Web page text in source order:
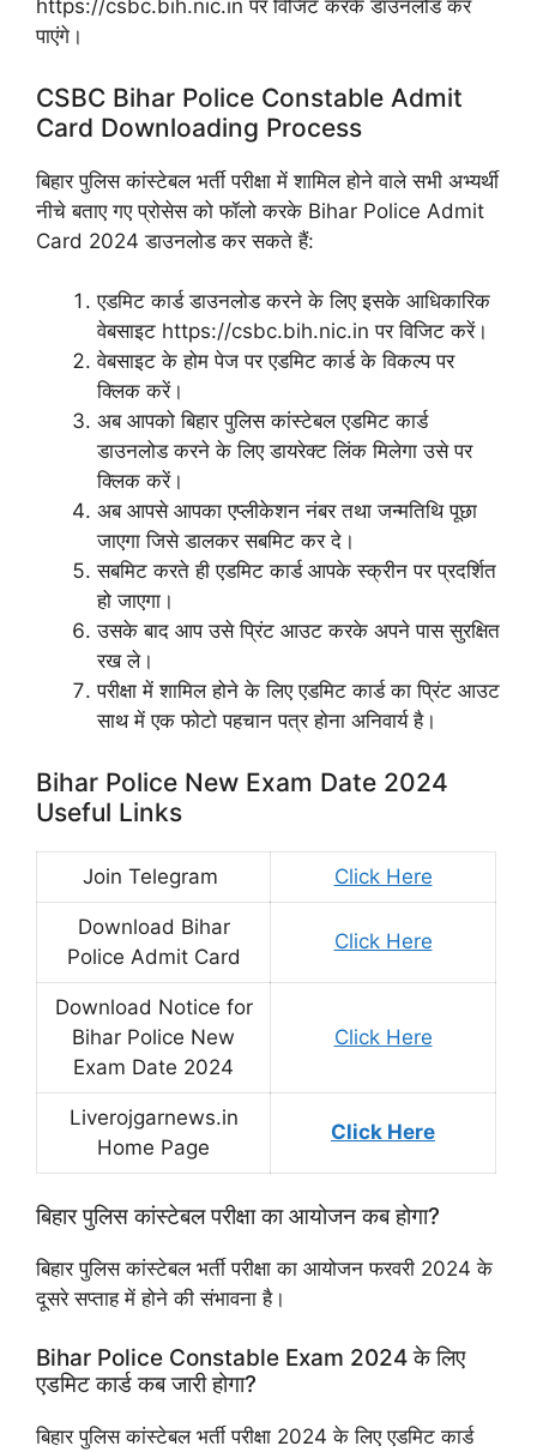
https://csbc.bih.nic.in पर विजिट करके डाउनलोड कर
पाएंगे।
CSBC Bihar Police Constable Admit
Card Downloading Process
बिहार पुलिस कांस्टेबल भर्ती परीक्षा में शामिल होने वाले सभी अभ्यर्थी
नीचे बताए गए प्रोसेस को फॉलो करके Bihar Police Admit
Card 2024 डाउनलोड कर सकते हैं:
एडमिट कार्ड डाउनलोड करने के लिए इसके आधिकारिक
वेबसाइट https://csbc.bih.nic.in पर विजिट करें।
वेबसाइट के होम पेज पर एडमिट कार्ड के विकल्प पर
क्लिक करें।
अब आपको बिहार पुलिस कांस्टेबल एडमिट कार्ड
डाउनलोड करने के लिए डायरेक्ट लिंक मिलेगा उसे पर
क्लिक करें।
अब आपसे आपका एप्लीकेशन नंबर तथा जन्मतिथि पूछा
जाएगा जिसे डालकर सबमिट कर दे।
सबमिट करते ही एडमिट कार्ड आपके स्क्रीन पर प्रदर्शित
हो जाएगा।
उसके बाद आप उसे प्रिंट आउट करके अपने पास सुरक्षित
रख ले।
परीक्षा में शामिल होने के लिए एडमिट कार्ड का प्रिंट आउट
साथ में एक फोटो पहचान पत्र होना अनिवार्य है।
Bihar Police New Exam Date 2024
Useful Links
Join Telegram Click Here
Download Bihar
Police Admit Card
Click Here
Download Notice for
Bihar Police New
Exam Date 2024
Click Here
Liverojgarnews.in
Home Page
Click Here
बिहार पुलिस कांस्टेबल परीक्षा का आयोजन कब होगा?
बिहार पुलिस कांस्टेबल भर्ती परीक्षा का आयोजन फरवरी 2024 के
दूसरे सप्ताह में होने की संभावना है।
Bihar Police Constable Exam 2024 के लिए
एडमिट कार्ड कब जारी होगा?
बिहार पुलिस कांस्टेबल भर्ती परीक्षा 2024 के लिए एडमिट कार्ड